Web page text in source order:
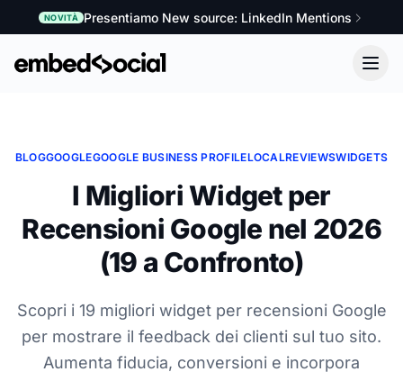
NOVITÀ Presentiamo New source: LinkedIn Mentions
BLOGGOOGLEGOOGLE BUSINESS PROFILELOCALREVIEWSWIDGETS
I Migliori Widget per
Recensioni Google nel 2026
(19 a Confronto)
Scopri i 19 migliori widget per recensioni Google
per mostrare il feedback dei clienti sul tuo sito.
Aumenta fiducia, conversioni e incorpora